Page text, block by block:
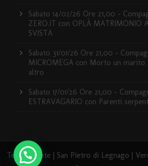
Sabato 14/02/26 Ore 21,00 –
ZERO.IT con OPLÀ MATRIMONIO
SVISTA
Sabato 31/01/26 Ore 21,00 –
MICROMEGA con Morto un marito
altro
Sabato 17/01/26 Ore 21,00 –
ESTRAVAGARIO con Parenti
Teatro Dante | San Pietro di Legnago |